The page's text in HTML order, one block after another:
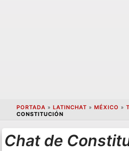
PORTADA » LATINCHAT » MÉXICO »
CONSTITUCIÓN
Chat de